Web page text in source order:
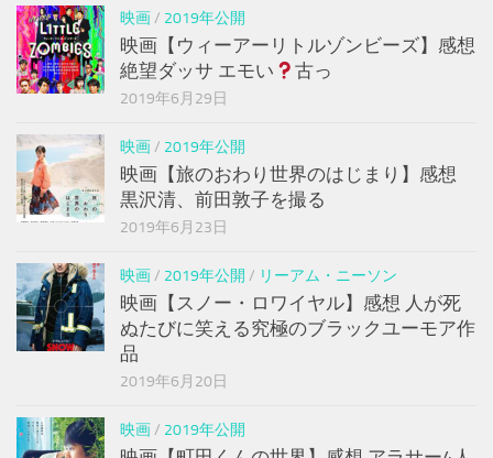
映画/ 2019年公開
映画【ウィーアーリトルゾンビーズ】感想
絶望ダッサ エモい
古っ
2019年6月29日
映画/ 2019年公開
映画【旅のおわり世界のはじまり】感想
黒沢清、前田敦子を撮る
2019年6月23日
映画/ 2019年公開 / リーアム・ニーソン
映画【スノー・ロワイヤル】感想 人が死
ぬたびに笑える究極のブラックユーモア作
品
2019年6月20日
映画/ 2019年公開